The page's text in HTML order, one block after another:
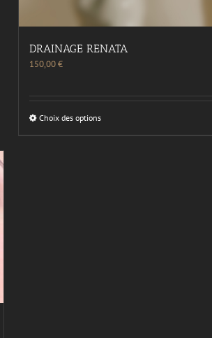
DRAINAGE RENATA
150,00€
Choix des options